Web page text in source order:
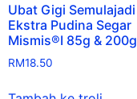
Ubat Gigi Semulajadi
Ekstra Pudina Segar
Mismis®I 85g & 200g
RM18.50